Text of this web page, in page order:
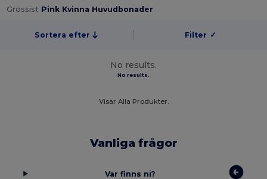
Grossist Pink Kvinna Huvudbonader
Sortera efter Filter ✓
No results.
No results.
Visar Alla Produkter.
Vanliga frågor
Var finns ni?